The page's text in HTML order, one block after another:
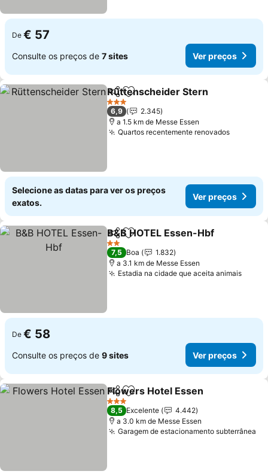
De € 57
Consulte os preços de 7 sites Ver preços
PartilharAdicionar aos favoritos
Rüttenscheider Stern
3 Estrelas
6,9
2.345
a 1.5 km de Messe Essen
Quartos recentemente renovadosVer
Selecione as datas para ver os preços
exatos.
Ver preços
PartilharAdicionar aos favoritos
B&B HOTEL Essen-Hbf
2 Estrelas
7,5 Boa
1.832
a 3.1 km de Messe Essen
Estadia na cidade que aceita animaisVer
De € 58
Consulte os preços de 9 sites Ver preços
PartilharAdicionar aos favoritos
Flowers Hotel Essen
3 Estrelas
8,5 Excelente
4.442
a 3.0 km de Messe Essen
Garagem de estacionamento subterrânea